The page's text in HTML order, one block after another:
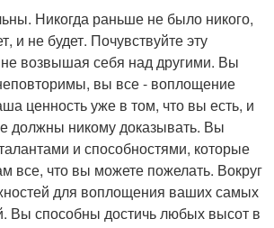
Никогда раньше не было никого,
и не будет. Почувствуйте эту
не возвышая себя над другими. Вы
вы все - воплощение
ценность уже в том, что вы есть, и
должны никому доказывать. Вы
и способностями, которые
все, что вы можете пожелать. Вокруг
для воплощения ваших самых
Вы способны достичь любых высот в